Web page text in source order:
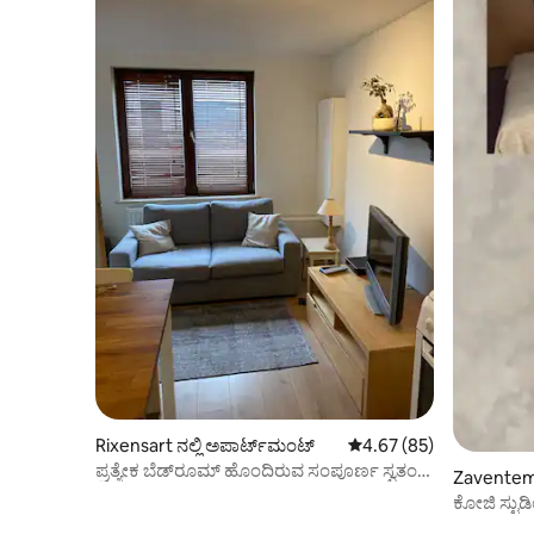
Rixensart ನಲ್ಲಿ ಅಪಾರ್ಟ್‌ಮಂಟ್ 5 ರಲ್ಲಿ 4.67 ಸರಾಸರಿ
4.67 (85)
ಪ್ರತ್ಯೇಕ ಬೆಡ್‌ರೂಮ್ ಹೊಂದಿರುವ ಸಂಪೂರ್ಣ ಸ್ವತಂತ್ರ
ಕೋಜಿ